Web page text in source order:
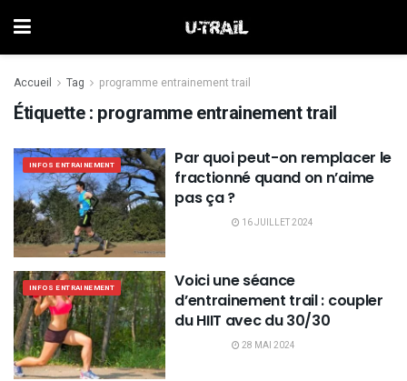
Accueil Tag programme entrainement trail
Étiquette : programme entrainement trail
INFOS ENTRAINEMENT
Par quoi peut-on remplacer le
fractionné quand on n’aime
pas ça ?
16 JUILLET 2024
INFOS ENTRAINEMENT
Voici une séance
d’entrainement trail : coupler
du HIIT avec du 30/30
28 MAI 2024